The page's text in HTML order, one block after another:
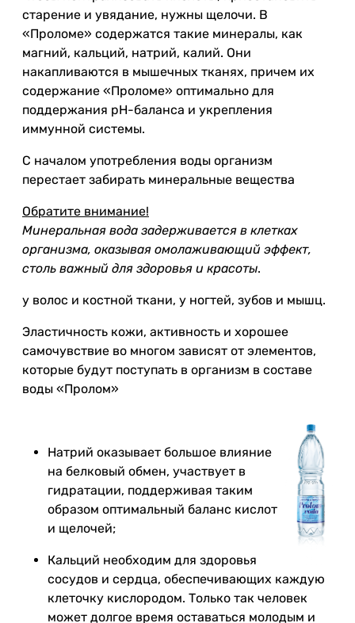
старение и увядание, нужны щелочи. В
«Проломе» содержатся такие минералы, как
магний, кальций, натрий, калий. Они
накапливаются в мышечных тканях, причем их
содержание «Проломе» оптимально для
поддержания pH-баланса и укрепления
иммунной системы.
С началом употребления воды организм
перестает забирать минеральные вещества
Обратите внимание!
Минеральная вода задерживается в клетках
организма, оказывая омолаживающий эффект,
столь важный для здоровья и красоты.
у волос и костной ткани, у ногтей, зубов и мышц.
Эластичность кожи, активность и хорошее
самочувствие во многом зависят от элементов,
которые будут поступать в организм в составе
воды «Пролом»
Натрий оказывает большое влияние
на белковый обмен, участвует в
гидратации, поддерживая таким
образом оптимальный баланс кислот
и щелочей;
Кальций необходим для здоровья
сосудов и сердца, обеспечивающих каждую
клеточку кислородом. Только так человек
может долгое время оставаться молодым и